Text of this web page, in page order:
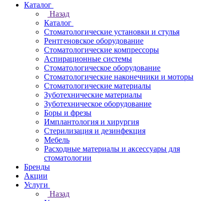
Каталог
Назад
Каталог
Стоматологические установки и стулья
Рентгеновское оборудование
Стоматологические компрессоры
Аспирационные системы
Стоматологическое оборудование
Стоматологические наконечники и моторы
Стоматологические материалы
Зуботехнические материалы
Зуботехническое оборудование
Боры и фрезы
Имплантология и хирургия
Стерилизация и дезинфекция
Мебель
Расходные материалы и аксессуары для
стоматологии
Бренды
Акции
Услуги
Назад